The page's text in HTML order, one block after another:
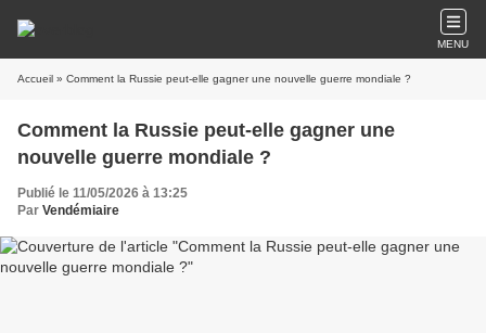
MENU
Accueil » Comment la Russie peut-elle gagner une nouvelle guerre mondiale ?
Comment la Russie peut-elle gagner une
nouvelle guerre mondiale ?
Publié le 11/05/2026 à 13:25
Par Vendémiaire